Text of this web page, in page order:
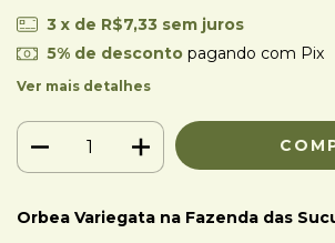
3 x de R$7,33 sem juros
5% de descontopagando com Pix
Ver mais detalhes
Orbea Variegata na Fazenda das